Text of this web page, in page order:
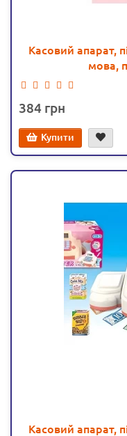
Касовий апарат,
мова,
384
Купити
Касовий апарат,